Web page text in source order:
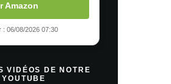
Amazon
: 06/08/2026 07:30
VIDÉOS DE NOTRE